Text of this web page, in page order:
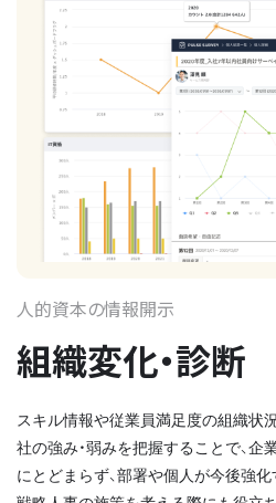
人的資本の情報開示
組織変化・診断
スキル情報や従業員満足度の組織状
社の強み・弱みを把握することで、
にとどまらず、部署や個人が今後強